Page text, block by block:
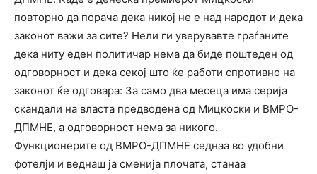
повторно да порача дека никој не е над народот и дека
законот важи за сите? Нели ги уверувавте граѓаните
дека ниту еден политичар нема да биде поштеден од
одговорност и дека секој што ќе работи спротивно на
законот ќе одговара: За само два месеца има серија
скандали на власта предводена од Мицкоски и ВМРО-
ДПМНЕ, а одговорност нема за никого.
Функционерите од ВМРО-ДПМНЕ седнаа во удобни
фотелји и веднаш ја сменија плочата, станаа